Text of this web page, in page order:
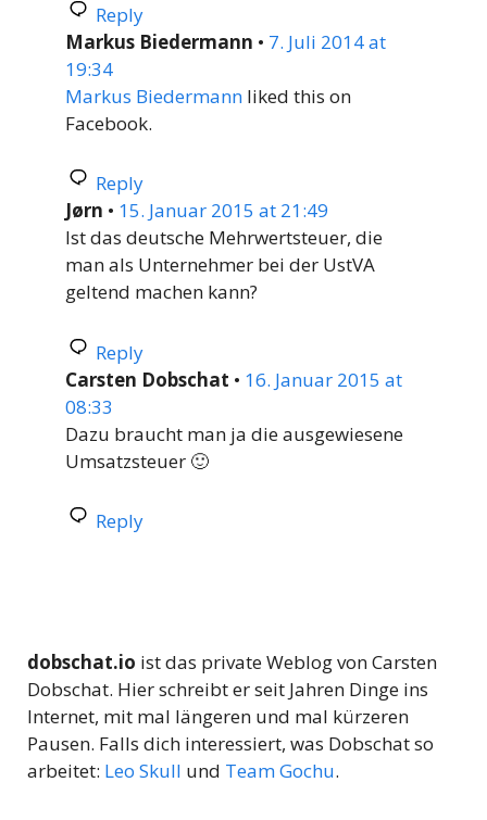
Reply
Markus Biedermann • 7. Juli 2014 at
19:34
Markus Biedermann liked this on
Facebook.
Reply
Jørn • 15. Januar 2015 at 21:49
Ist das deutsche Mehrwertsteuer, die
man als Unternehmer bei der UstVA
geltend machen kann?
Reply
Carsten Dobschat • 16. Januar 2015 at
08:33
Dazu braucht man ja die ausgewiesene
Umsatzsteuer 🙂
Reply
dobschat.io ist das private Weblog von Carsten
Dobschat. Hier schreibt er seit Jahren Dinge ins
Internet, mit mal längeren und mal kürzeren
Pausen. Falls dich interessiert, was Dobschat so
arbeitet: Leo Skull und Team Gochu.